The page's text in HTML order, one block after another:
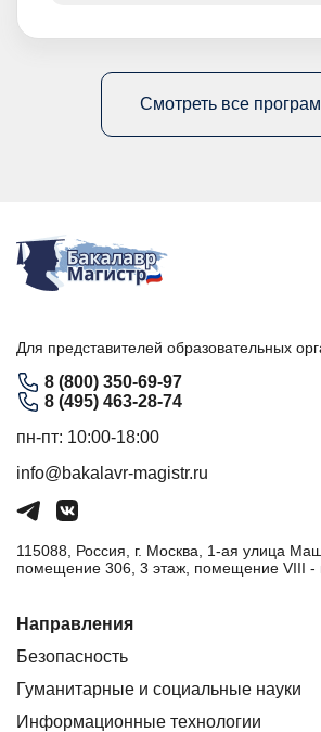
Смотреть все
Для представителей образовательных
8 (800) 350-69-97
8 (495) 463-28-74
пн-пт: 10:00-18:00
info@bakalavr-magistr.ru
115088, Россия, г. Москва, 1-ая улица
помещение 306, 3 этаж, помещение VIII -
Направления
Безопасность
Гуманитарные и социальные науки
Информационные технологии